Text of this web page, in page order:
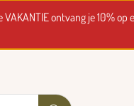
ontvang je 10% op